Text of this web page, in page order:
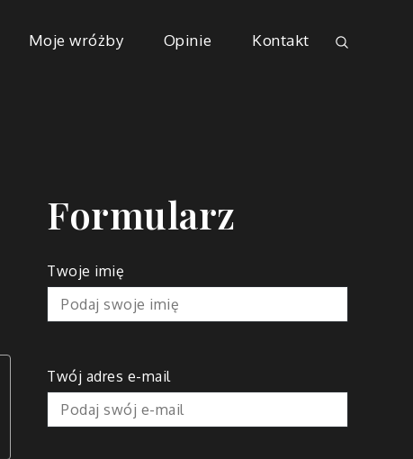
Moje wróżby Opinie Kontakt
Formularz
Twoje imię
Twój adres e-mail